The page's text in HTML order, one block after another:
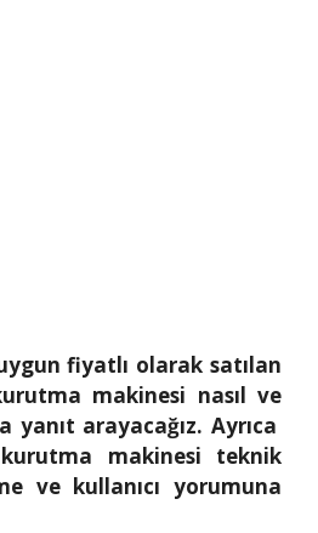
fiyatlı olarak satılan
makinesi nasıl ve
yanıt arayacağız. Ayrıca
makinesi teknik
ve kullanıcı yorumuna